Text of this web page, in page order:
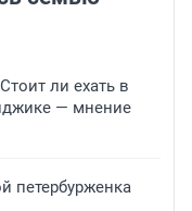
ли ехать в
— мнение
петербурженка